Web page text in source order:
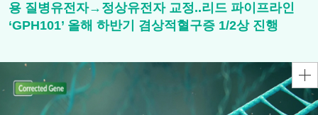
용 질병유전자→정상유전자 교정..리드 파이프라인
‘GPH101’ 올해 하반기 겸상적혈구증 1/2상 진행